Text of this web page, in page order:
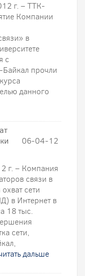
г. – ТТК-
Компании
в
с
Байкал прочли
данного
06-04-12
г. – Компания
связи в
сети
в Интернет в
18 тыс.
сети,
дальше